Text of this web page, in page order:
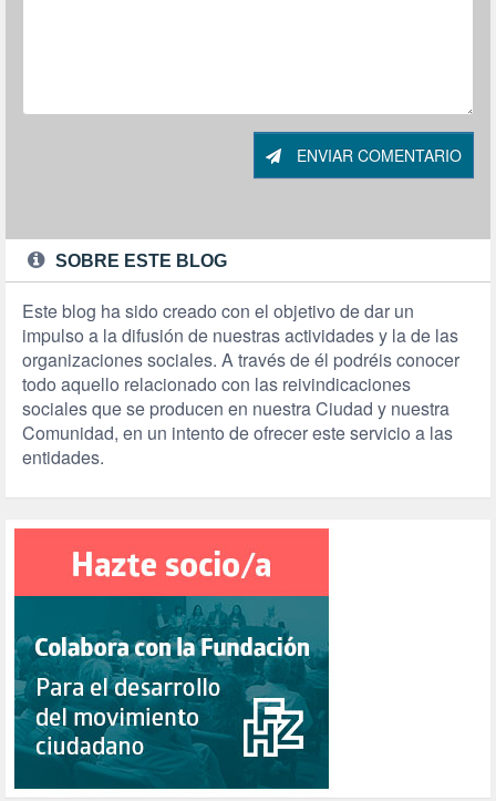
ENVIAR COMENTARIO
SOBRE ESTE BLOG
Este blog ha sido creado con el objetivo de dar un
impulso a la difusión de nuestras actividades y la de las
organizaciones sociales. A través de él podréis conocer
todo aquello relacionado con las reivindicaciones
sociales que se producen en nuestra Ciudad y nuestra
Comunidad, en un intento de ofrecer este servicio a las
entidades.